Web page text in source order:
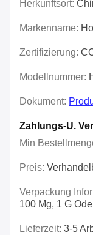
Herkunftsort:
Markenname:
Zertifizierung:
Modellnummer:
Dokument:
Zahlungs-U.
Min
Preis:
Verpackung
100 Mg, 1 G
Lieferzeit: 3-5